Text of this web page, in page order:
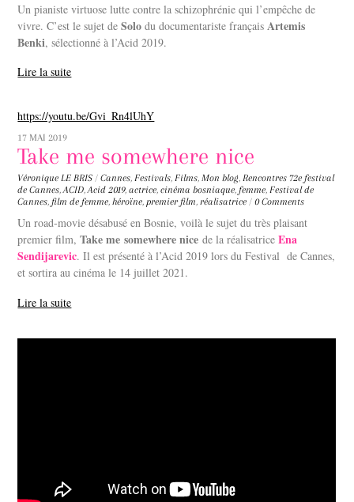
Un pianiste virtuose lutte contre la schizophrénie qui l’empêche de
vivre. C’est le sujet deSolo du documentariste français Artemis
Benki, sélectionné à l’Acid 2019.
Lire la suite
https://youtu.be/Gvi_Rn4lUhY
17 MAI 2019
Take me somewhere nice
Véronique LE BRIS / Cannes,Festivals,Films,Mon blog,Rencontres 72e festival
de Cannes,ACID,Acid 2019,actrice,cinéma bosniaque, femme,Festival de
Cannes, film de femme,héroïne,premier film,réalisatrice / 0 Comments
Un road-movie désabusé en Bosnie, voilà le sujet du très plaisant
premier film,Take me somewhere nice de la réalisatriceEna
Sendijarevic. Il est présenté à l’Acid 2019 lors du Festival de Cannes,
et sortira au cinéma le 14 juillet 2021.
Lire la suite